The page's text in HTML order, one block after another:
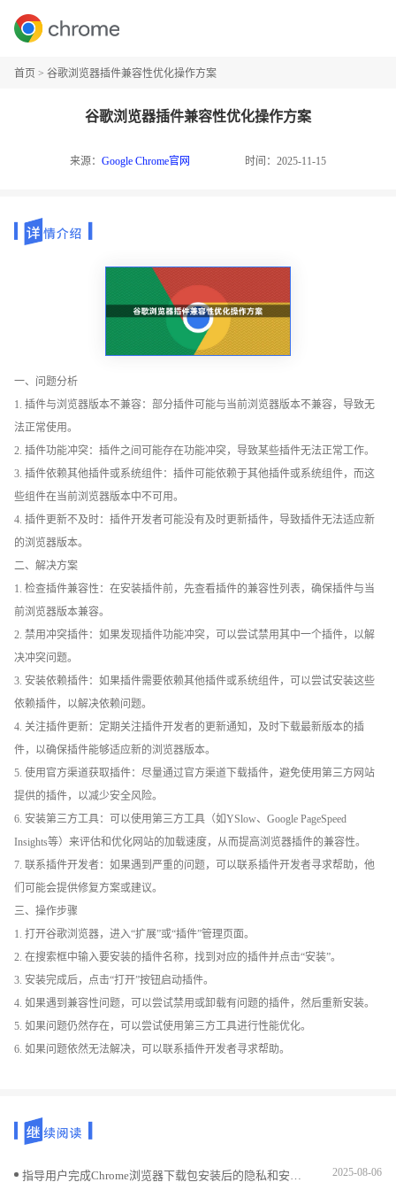
首页 > 谷歌浏览器插件兼容性优化操作方案
谷歌浏览器插件兼容性优化操作方案
来源： Google Chrome官网 时间：2025-11-15
一、问题分析
1. 插件与浏览器版本不兼容：部分插件可能与当前浏览器版本不兼容，导致无
法正常使用。
2. 插件功能冲突：插件之间可能存在功能冲突，导致某些插件无法正常工作。
3. 插件依赖其他插件或系统组件：插件可能依赖于其他插件或系统组件，而这
些组件在当前浏览器版本中不可用。
4. 插件更新不及时：插件开发者可能没有及时更新插件，导致插件无法适应新
的浏览器版本。
二、解决方案
1. 检查插件兼容性：在安装插件前，先查看插件的兼容性列表，确保插件与当
前浏览器版本兼容。
2. 禁用冲突插件：如果发现插件功能冲突，可以尝试禁用其中一个插件，以解
决冲突问题。
3. 安装依赖插件：如果插件需要依赖其他插件或系统组件，可以尝试安装这些
依赖插件，以解决依赖问题。
4. 关注插件更新：定期关注插件开发者的更新通知，及时下载最新版本的插
件，以确保插件能够适应新的浏览器版本。
5. 使用官方渠道获取插件：尽量通过官方渠道下载插件，避免使用第三方网站
提供的插件，以减少安全风险。
6. 安装第三方工具：可以使用第三方工具（如YSlow、Google PageSpeed
Insights等）来评估和优化网站的加载速度，从而提高浏览器插件的兼容性。
7. 联系插件开发者：如果遇到严重的问题，可以联系插件开发者寻求帮助，他
们可能会提供修复方案或建议。
三、操作步骤
1. 打开谷歌浏览器，进入“扩展”或“插件”管理页面。
2. 在搜索框中输入要安装的插件名称，找到对应的插件并点击“安装”。
3. 安装完成后，点击“打开”按钮启动插件。
4. 如果遇到兼容性问题，可以尝试禁用或卸载有问题的插件，然后重新安装。
5. 如果问题仍然存在，可以尝试使用第三方工具进行性能优化。
6. 如果问题依然无法解决，可以联系插件开发者寻求帮助。
2025-08-06